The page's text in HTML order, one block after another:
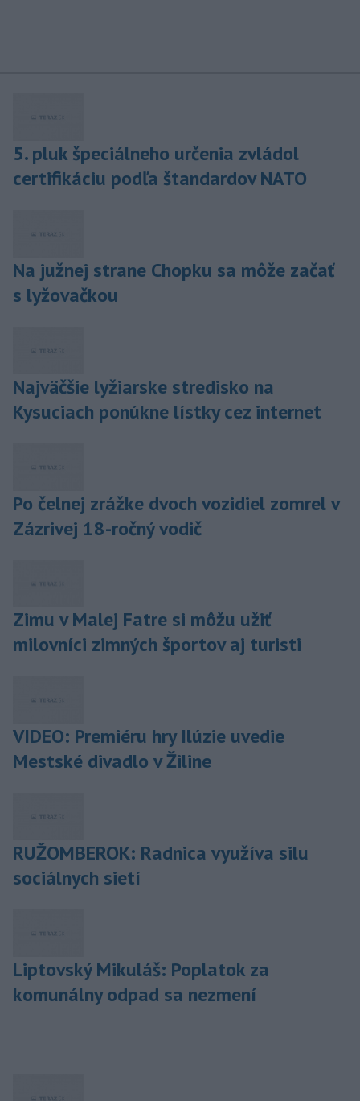
5. pluk špeciálneho určenia zvládol
certifikáciu podľa štandardov NATO
Na južnej strane Chopku sa môže začať
s lyžovačkou
Najväčšie lyžiarske stredisko na
Kysuciach ponúkne lístky cez internet
Po čelnej zrážke dvoch vozidiel zomrel v
Zázrivej 18-ročný vodič
Zimu v Malej Fatre si môžu užiť
milovníci zimných športov aj turisti
VIDEO: Premiéru hry Ilúzie uvedie
Mestské divadlo v Žiline
RUŽOMBEROK: Radnica využíva silu
sociálnych sietí
Liptovský Mikuláš: Poplatok za
komunálny odpad sa nezmení